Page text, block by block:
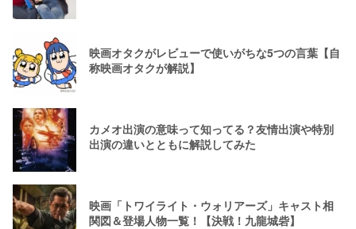
映画オタクがレビューで使いがちな5つの言葉【自
称映画オタクが解説】
カメオ出演の意味って知ってる？友情出演や特別
出演の違いとともに解説してみた
映画「トワイライト・ウォリアーズ」キャスト相
関図＆登場人物一覧！【決戦！九龍城砦】